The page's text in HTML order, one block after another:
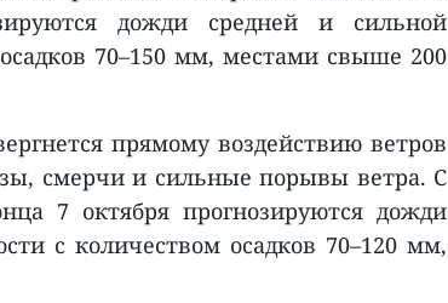
дожди средней и сильной
70–150 мм, местами свыше 200
прямому воздействию ветров
смерчи и сильные порывы ветра. С
7 октября прогнозируются дожди
с количеством осадков 70–120 мм,